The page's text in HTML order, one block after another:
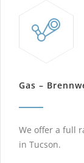
Gas –
We offer a full
in Tucson.